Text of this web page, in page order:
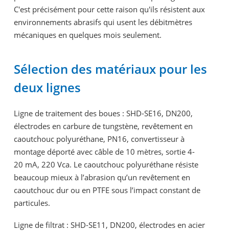
C'est précisément pour cette raison qu'ils résistent aux
environnements abrasifs qui usent les débitmètres
mécaniques en quelques mois seulement.
Sélection des matériaux pour les
deux lignes
Ligne de traitement des boues : SHD-SE16, DN200,
électrodes en carbure de tungstène, revêtement en
caoutchouc polyuréthane, PN16, convertisseur à
montage déporté avec câble de 10 mètres, sortie 4-
20 mA, 220 Vca. Le caoutchouc polyuréthane résiste
beaucoup mieux à l’abrasion qu’un revêtement en
caoutchouc dur ou en PTFE sous l’impact constant de
particules.
Ligne de filtrat : SHD-SE11, DN200, électrodes en acier